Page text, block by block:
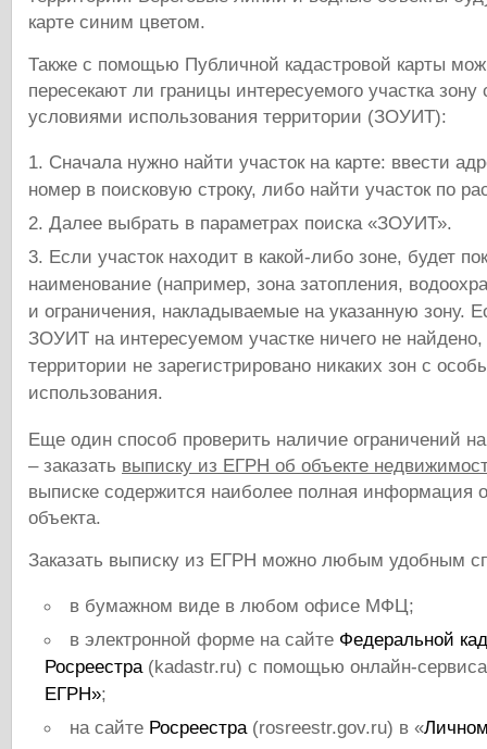
карте синим цветом.
Также с помощью Публичной кадастровой карты
пересекают ли границы интересуемого участка
условиями использования территории (ЗОУИТ):
Сначала нужно найти участок на карте: ввести
номер в поисковую строку, либо найти участок по
Далее выбрать в параметрах поиска «ЗОУИТ».
Если участок находит в какой-либо зоне, будет
наименование (например, зона затопления,
и ограничения, накладываемые на указанную зону.
ЗОУИТ на интересуемом участке ничего не найдено,
территории не зарегистрировано никаких зон с
использования.
Еще один способ проверить наличие ограничений
– заказать выписку из ЕГРН об объекте
выписке содержится наиболее полная информация о
объекта.
Заказать выписку из ЕГРН можно любым удобным
в бумажном виде в любом офисе МФЦ;
в электронной форме на сайте Федеральной
Росреестра(kadastr.ru) с помощью онлайн-
ЕГРН»;
на сайте Росреестра(rosreestr.gov.ru) в «